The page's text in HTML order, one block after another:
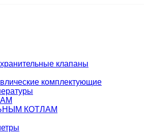
клапаны
комплектующие
КОТЛАМ